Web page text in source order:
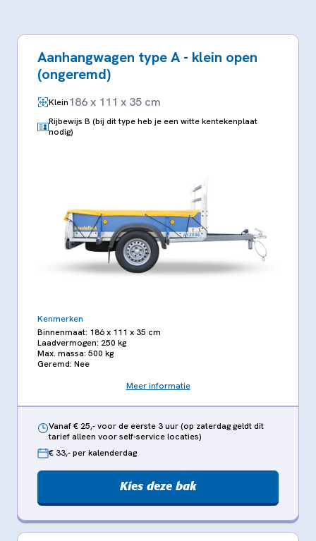
Aanhangwagen type A - klein open
(ongeremd)
Klein186 x 111 x 35 cm
Rijbewijs B (bij dit type heb je een witte kentekenplaat
nodig)
Kenmerken
Binnenmaat: 186 x 111 x 35 cm
Laadvermogen: 250 kg
Max. massa: 500 kg
Geremd: Nee
Meer informatie
Vanaf € 25,- voor de eerste 3 uur (op zaterdag geldt dit
tarief alleen voor self-service locaties)
€ 33,- per kalenderdag
Kies deze bak